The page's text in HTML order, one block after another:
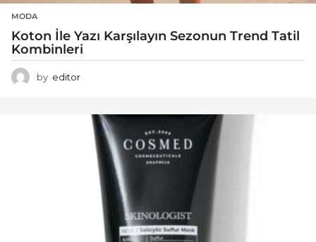
MODA
Koton İle Yazı Karşılayın Sezonun Trend Tatil
Kombinleri
by editor